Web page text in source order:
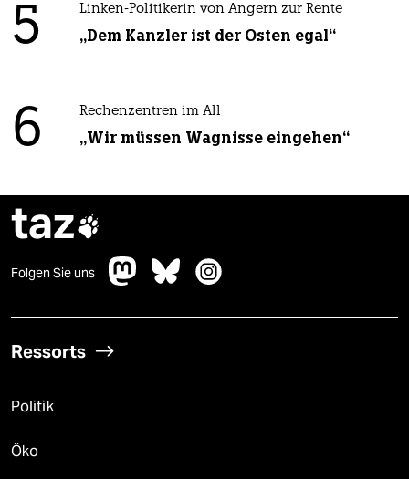
5 Linken-Politikerin von Angern zur Rente
„Dem Kanzler ist der Osten egal“
6 Rechenzentren im All
„Wir müssen Wagnisse eingehen“
taz
Folgen Sie uns
Ressorts
Politik
Öko